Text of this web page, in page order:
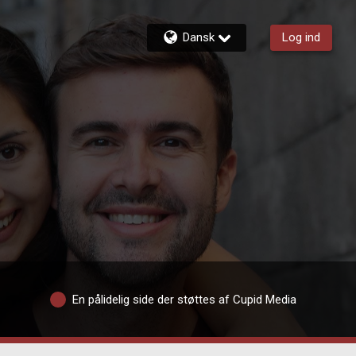
Dansk Log ind
En pålidelig side der støttes af Cupid Media